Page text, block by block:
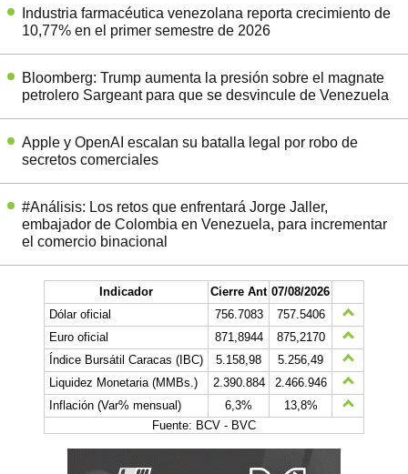
Industria farmacéutica venezolana reporta crecimiento de
10,77% en el primer semestre de 2026
Bloomberg: Trump aumenta la presión sobre el magnate
petrolero Sargeant para que se desvincule de Venezuela
Apple y OpenAI escalan su batalla legal por robo de
secretos comerciales
#Análisis: Los retos que enfrentará Jorge Jaller,
embajador de Colombia en Venezuela, para incrementar
el comercio binacional
Indicador Cierre Ant 07/08/2026
Dólar oficial
756.7083
757.5406
Euro oficial
871,8944
875,2170
Índice Bursátil Caracas (IBC)
5.158,98
5.256,49
Liquidez Monetaria (MMBs.)
2.390.884
2.466.946
Inflación (Var% mensual)
6,3%
13,8%
Fuente: BCV - BVC